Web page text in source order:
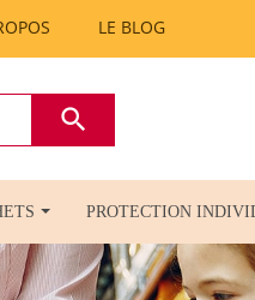
LE BLOG
search
PROTECTION